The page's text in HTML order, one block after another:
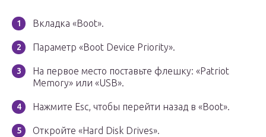
Вкладка «Boot».
Параметр «Boot Device Priority».
На первое место поставьте флешку: «Patriot
Memory» или «USB».
Нажмите Esc, чтобы перейти назад в «Boot».
Откройте «Hard Disk Drives».